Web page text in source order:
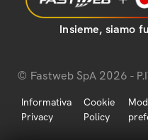
Insieme, siamo
© Fastweb SpA 2026 -
Informativa
Privacy
Cookie
Policy